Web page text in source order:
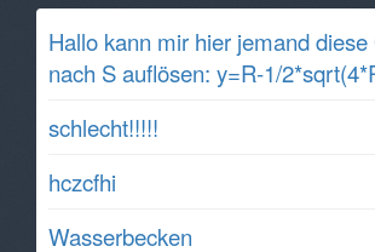
Hallo kann mir hier jemand
nach S auflösen: y=R-1/
schlecht!!!!!
hczcfhi
Wasserbecken